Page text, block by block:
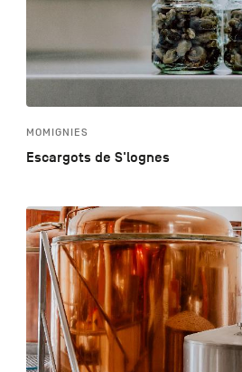
MOMIGNIES
Escargots de S'lognes